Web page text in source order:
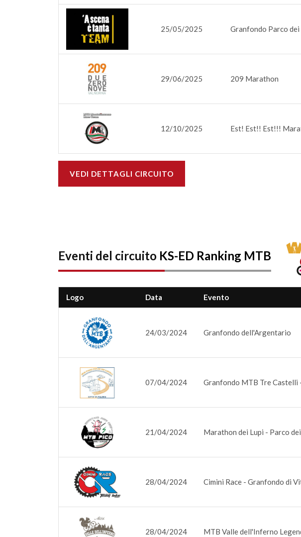
25/05/2025 Granfondo Parco
29/06/2025 209 Marathon
12/10/2025 Est! Est!! Est!!!
VEDI DETTAGLI CIRCUITO
Eventi del circuito KS-ED Ranking MTB
Logo Data Evento
24/03/2024 Granfondo dell'Argentario
07/04/2024 Granfondo MTB Tre Castelli
21/04/2024 Marathon dei Lupi - Parco
28/04/2024 Cimini Race - Granfondo di
28/04/2024 MTB Valle dell'Inferno